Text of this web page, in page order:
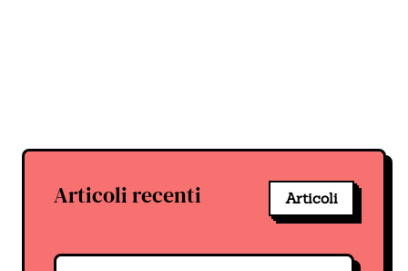
Articoli recenti Articoli